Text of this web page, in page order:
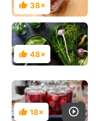
Hodnocení
38×
Hodnocení
48×
Hodnocení
18×